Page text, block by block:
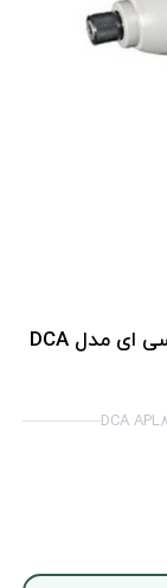
پیچ گوشتی ضربه ای برقی 300 وات دی سی ای مدل DCA